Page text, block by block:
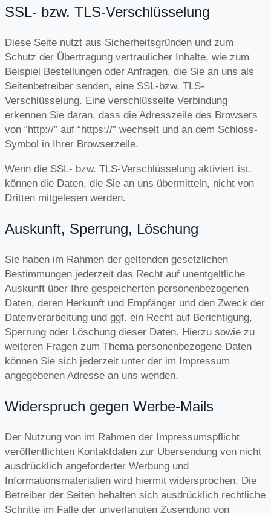
SSL- bzw. TLS-Verschlüsselung
Diese Seite nutzt aus Sicherheitsgründen und zum
Schutz der Übertragung vertraulicher Inhalte, wie zum
Beispiel Bestellungen oder Anfragen, die Sie an uns als
Seitenbetreiber senden, eine SSL-bzw. TLS-
Verschlüsselung. Eine verschlüsselte Verbindung
erkennen Sie daran, dass die Adresszeile des Browsers
von “http://” auf “https://” wechselt und an dem Schloss-
Symbol in Ihrer Browserzeile.
Wenn die SSL- bzw. TLS-Verschlüsselung aktiviert ist,
können die Daten, die Sie an uns übermitteln, nicht von
Dritten mitgelesen werden.
Auskunft, Sperrung, Löschung
Sie haben im Rahmen der geltenden gesetzlichen
Bestimmungen jederzeit das Recht auf unentgeltliche
Auskunft über Ihre gespeicherten personenbezogenen
Daten, deren Herkunft und Empfänger und den Zweck der
Datenverarbeitung und ggf. ein Recht auf Berichtigung,
Sperrung oder Löschung dieser Daten. Hierzu sowie zu
weiteren Fragen zum Thema personenbezogene Daten
können Sie sich jederzeit unter der im Impressum
angegebenen Adresse an uns wenden.
Widerspruch gegen Werbe-Mails
Der Nutzung von im Rahmen der Impressumspflicht
veröffentlichten Kontaktdaten zur Übersendung von nicht
ausdrücklich angeforderter Werbung und
Informationsmaterialien wird hiermit widersprochen. Die
Betreiber der Seiten behalten sich ausdrücklich rechtliche
Schritte im Falle der unverlangten Zusendung von